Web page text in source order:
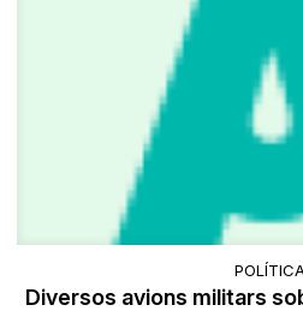
Diversos avions militars